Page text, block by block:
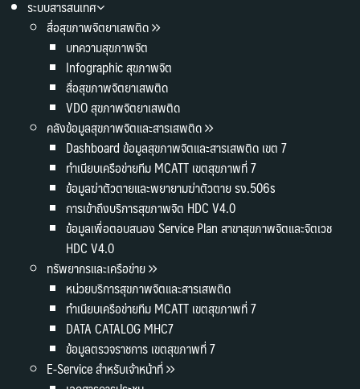
ระบบสารสนเทศ
สื่อสุขภาพจิตยาเสพติด
บทความสุขภาพจิต
Infographic สุขภาพจิต
สื่อสุขภาพจิตยาเสพติด
VDO สุขภาพจิตยาเสพติด
คลังข้อมูลสุขภาพจิตและสารเสพติด
Dashboard ข้อมูลสุขภาพจิตและสารเสพติด เขต 7
ทำเนียบเครือข่ายทีม MCATT เขตสุขภาพที่ 7
ข้อมูลฆ่าตัวตายและพยายามฆ่าตัวตาย รง.506s
การเข้าถึงบริการสุขภาพจิต HDC V4.0
ข้อมูลเพื่อตอบสนอง Service Plan สาขาสุขภาพจิตและจิตเวช
HDC V4.0
ทรัพยากรและเครือข่าย
หน่วยบริการสุขภาพจิตและสารเสพติด
ทำเนียบเครือข่ายทีม MCATT เขตสุขภาพที่ 7
DATA CATALOG MHC7
ข้อมูลตรวจราชการ เขตสุขภาพที่ 7
E-Service สำหรับเจ้าหน้าที่